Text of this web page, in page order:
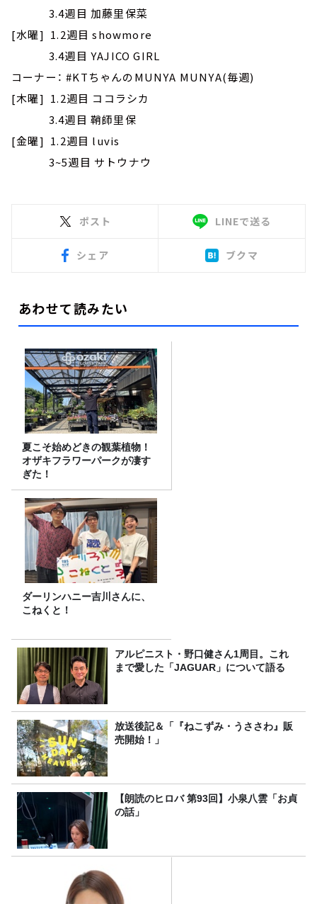
3.4週目 加藤里保菜
[水曜] 1.2週目 showmore
3.4週目 YAJICO GIRL
コーナー： #KTちゃんのMUNYA MUNYA(毎週)
[木曜] 1.2週目 ココラシカ
3.4週目 鞘師里保
[金曜] 1.2週目 luvis
3~5週目 サトウナウ
ポスト LINEで送る
シェア ブクマ
あわせて読みたい
夏こそ始めどきの観葉植物！
オザキフラワーパークが凄す
ぎた！
ダーリンハニー吉川さんに、
こねくと！
アルピニスト・野口健さん1周目。これ
まで愛した「JAGUAR」について語る
放送後記＆「『ねこずみ・うささわ』販
売開始！」
【朗読のヒロバ 第93回】小泉八雲「お貞
の話」